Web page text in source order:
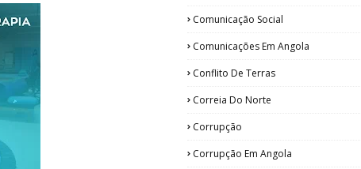
Comunicação Social
Comunicações Em Angola
Conflito De Terras
Correia Do Norte
Corrupção
Corrupção Em Angola